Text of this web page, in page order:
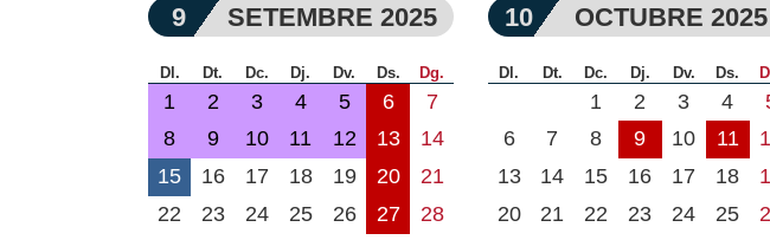
9 SETEMBRE 2025
Dl. Dt. Dc. Dj. Dv. Ds. Dg.
1 2 3 4 5 6
7
8
9 10 11 12 13
14
15
16 17 18 19 20
21
22
23 24 25 26 27
28
10 OCTUBRE 2025
Dl. Dt. Dc. Dj. Dv. Ds.
1 2 3 4
6
7 8 9 10 11
13
14 15 16 17 18
20
21 22 23 24 25